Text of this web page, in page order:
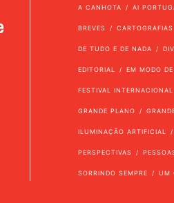
A CANHOTA AI
BREVES CARTOGRAFIAS
DE TUDO E DE NADA
EDITORIAL EM MODO
FESTIVAL
GRANDE PLANO
ILUMINAÇÃO ARTIFICIAL
PERSPECTIVAS
SORRINDO SEMPRE UM